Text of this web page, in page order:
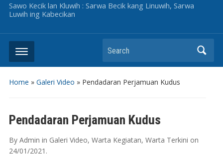
Sawo Kecik lan Kluwih : Sarwa Becik kang Linuwih, Sarwa
Luwih ing Kabecikan
Search
Home » Galeri Video » Pendadaran Perjamuan Kudus
Pendadaran Perjamuan Kudus
By Admin in Galeri Video, Warta Kegiatan, Warta Terkini on
24/01/2021 .